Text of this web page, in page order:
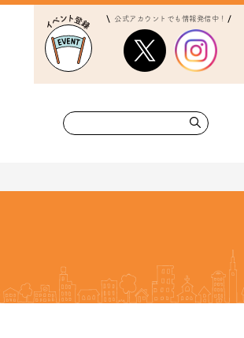
公式アカウントでも情報発信中！